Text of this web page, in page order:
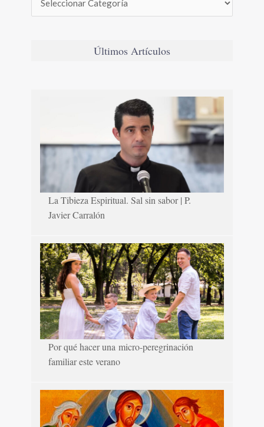
Últimos Artículos
La Tibieza Espiritual. Sal sin sabor | P.
Javier Carralón
Por qué hacer una micro-peregrinación
familiar este verano